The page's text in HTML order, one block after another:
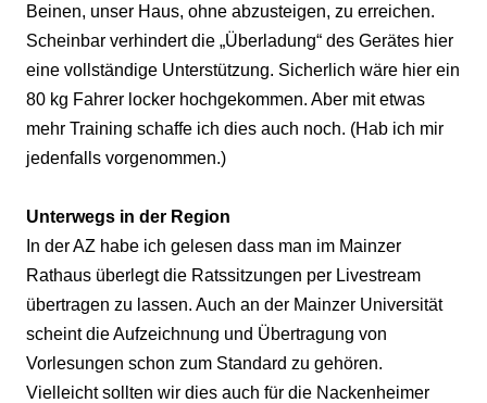
Beinen, unser Haus, ohne abzusteigen, zu erreichen.
Scheinbar verhindert die „Überladung“ des Gerätes hier
eine vollständige Unterstützung. Sicherlich wäre hier ein
80 kg Fahrer locker hochgekommen. Aber mit etwas
mehr Training schaffe ich dies auch noch. (Hab ich mir
jedenfalls vorgenommen.)
Unterwegs in der Region
In der AZ habe ich gelesen dass man im Mainzer
Rathaus überlegt die Ratssitzungen per Livestream
übertragen zu lassen. Auch an der Mainzer Universität
scheint die Aufzeichnung und Übertragung von
Vorlesungen schon zum Standard zu gehören.
Vielleicht sollten wir dies auch für die Nackenheimer